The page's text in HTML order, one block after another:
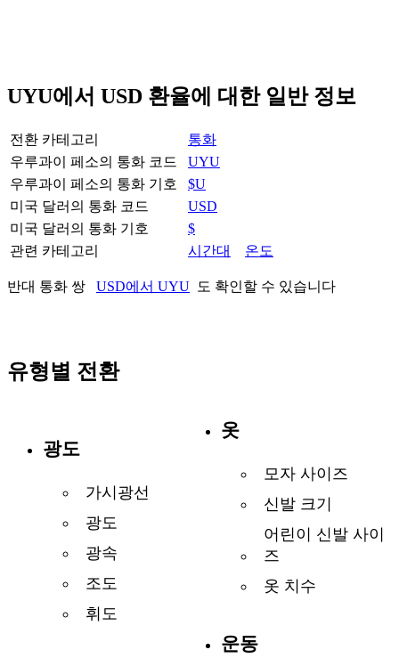
UYU에서 USD 환율에 대한 일반 정보
전환 카테고리
통화
우루과이 페소의 통화 코드
UYU
우루과이 페소의 통화 기호
$U
미국 달러의 통화 코드
USD
미국 달러의 통화 기호
$
관련 카테고리
시간대 온도
반대 통화 쌍 USD에서 UYU 도 확인할 수 있습니다
유형별 전환
광도
가시광선
광도
광속
조도
휘도
옷
모자 사이즈
신발 크기
어린이 신발 사이
즈
옷 치수
운동